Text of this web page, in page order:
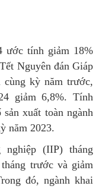
ước tính giảm 18%
Nguyên đán Giáp
kỳ năm trước,
giảm 6,8%. Tính
xuất toàn ngành
năm 2023.
nghiệp (IIP) tháng
trước và giảm
rong đó, ngành khai